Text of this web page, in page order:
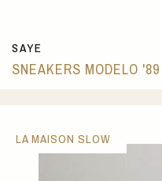
SAYE
SNEAKERS MODELO
LA MAISON SLOW